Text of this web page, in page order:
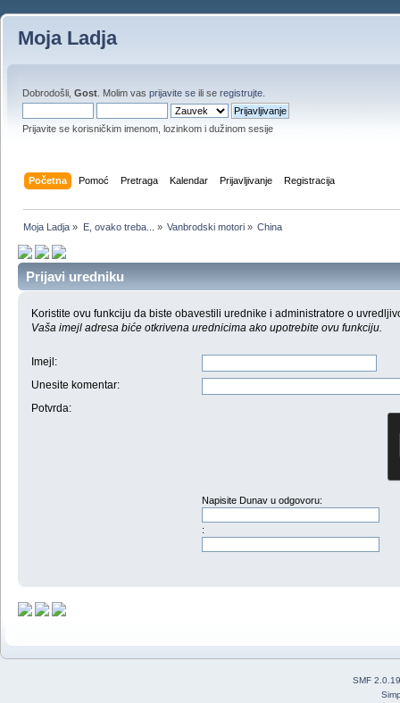
Moja Ladja
Dobrodošli, Gost . Molim vas prijavite se ili se registrujte
Prijavite se korisničkim imenom, lozinkom i dužinom sesije
Početna Pomoć Pretraga Kalendar Prijavljivanje Registracija
Moja Ladja » E, ovako treba... » Vanbrodski motori» China
Prijavi uredniku
Koristite ovu funkciju da biste obavestili urednike i administratore o
Vaša imejl adresa biće otkrivena urednicima ako upotrebite ovu funkciju.
Imejl :
Unesite komentar:
Potvrda:
Napisite Dunav u odgovoru:
:
SMF 2.0.19